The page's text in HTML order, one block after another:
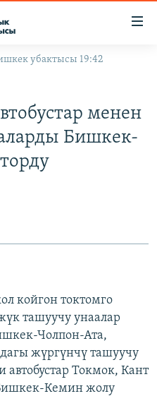
убактысы 19:42
менен
Бишкек-
койгон токтомго
ташуучу унаалар
Чолпон-Ата,
жүргүнчү ташуучу
автобустар Токмок, Кант
Кемин жолу